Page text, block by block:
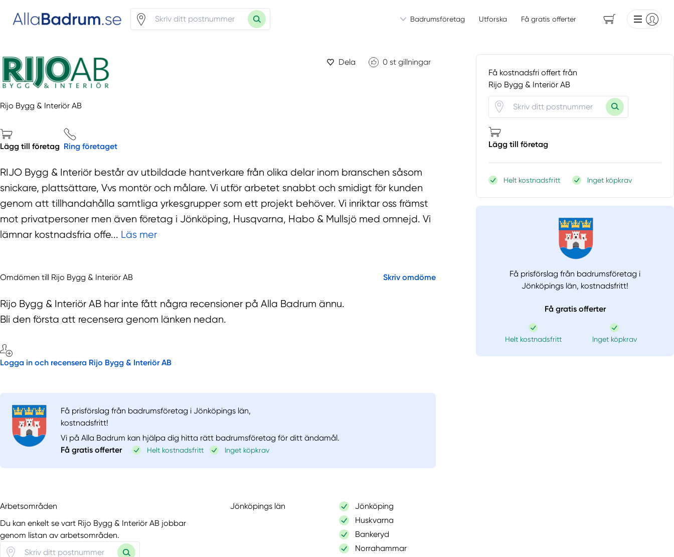
Badrumsföretag Utforska Få gratis offerter
Dela 0 st gillningar
Rijo Bygg & Interiör AB
Lägg till företag Ring företaget
RIJO Bygg & Interiör består av utbildade hantverkare från olika delar inom branschen såsom
snickare, plattsättare, Vvs montör och målare. Vi utför arbetet snabbt och smidigt för kunden
genom att tillhandahålla samtliga yrkesgrupper som ett projekt behöver. Vi inriktar oss främst
mot privatpersoner men även företag i Jönköping, Husqvarna, Habo & Mullsjö med omnejd. Vi
lämnar kostnadsfria offe... Läs mer
Omdömen till Rijo Bygg & Interiör AB Skriv omdöme
Rijo Bygg & Interiör AB har inte fått några recensioner på Alla Badrum ännu.
Bli den första att recensera genom länken nedan.
Logga in och recensera Rijo Bygg & Interiör AB
Få prisförslag från badrumsföretag i Jönköpings län,
kostnadsfritt!
Vi på Alla Badrum kan hjälpa dig hitta rätt badrumsföretag för ditt ändamål.
Få gratis offerter
Helt kostnadsfritt Inget köpkrav
Arbetsområden
Du kan enkelt se vart Rijo Bygg & Interiör AB jobbar
genom listan av arbetsområden.
Jönköpings län
Jönköping
Huskvarna
Bankeryd
Norrahammar
Få kostnadsfri offert från
Rijo Bygg & Interiör AB
Lägg till företag
Helt kostnadsfritt Inget köpkrav
Få prisförslag från badrumsföretag i
Jönköpings län, kostnadsfritt!
Få gratis offerter
Helt kostnadsfritt Inget köpkrav